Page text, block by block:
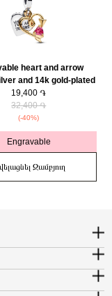
heart and arrow
and 14k gold-plated
dangle with red cubic
763622C01
19,400 ֏
32,400 ֏
(-40%)
Engravable
Զամբյուղ